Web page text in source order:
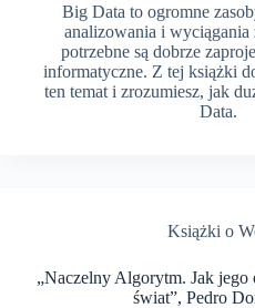
Big Data to ogromne
analizowania i
potrzebne są dobrze
informatyczne. Z tej książki
ten temat i zrozumiesz, jak
Data.
Książki o
„Naczelny Algorytm. Jak jego
świat”, Pedro